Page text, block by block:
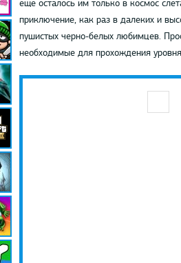
еще осталось им только в космос
приключение, как раз в далеких и
пушистых черно-белых любимцев.
необходимые для прохождения